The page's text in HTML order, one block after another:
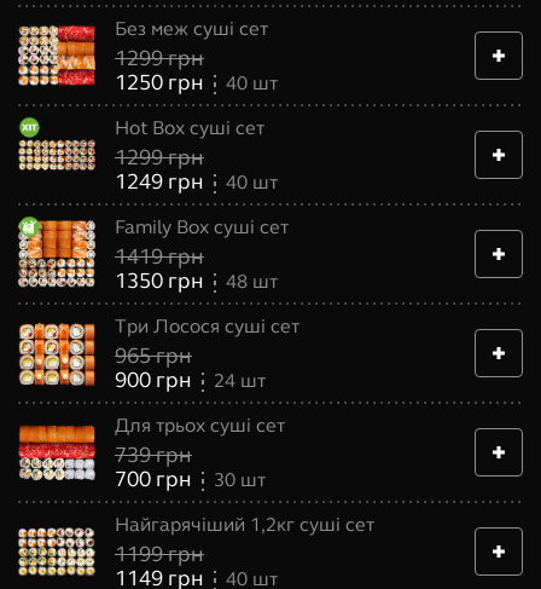
Без меж суші сет
1299грн
1250 грн 40 шт
Hot Box суші сет
1299грн
1249 грн 40 шт
Family Box суші сет
1419грн
1350 грн 48 шт
Три Лосося суші сет
965грн
900 грн 24 шт
Для трьох суші сет
739грн
700 грн 30 шт
Найгарячіший 1,2кг суші сет
1199грн
1149 грн 40 шт